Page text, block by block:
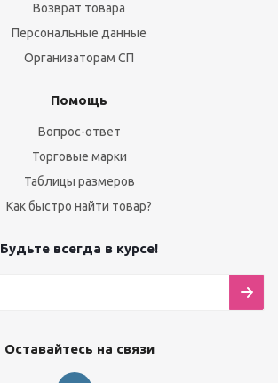
Возврат товара
Персональные данные
Организаторам СП
Помощь
Вопрос-ответ
Торговые марки
Таблицы размеров
Как быстро найти товар?
Будьте всегда в курсе!
Оставайтесь на связи